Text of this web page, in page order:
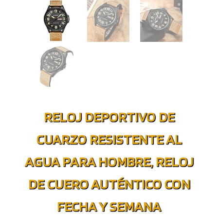
RELOJ DEPORTIVO DE
CUARZO RESISTENTE AL
AGUA PARA HOMBRE, RELOJ
DE CUERO AUTÉNTICO CON
FECHA Y SEMANA